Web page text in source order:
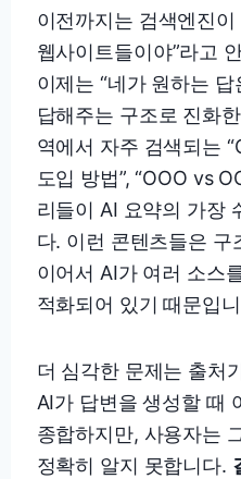
이전까지는 검색엔진
웹사이트들이야”라고
이제는 “네가 원하는
답해주는 구조로 진화
역에서 자주 검색되는
도입 방법”, “OOO vs
리들이 AI 요약의 가장
다. 이런 콘텐츠들은
이어서 AI가 여러 소스
적화되어 있기 때문입
더 심각한 문제는 출처
AI가 답변을 생성할 때
종합하지만, 사용자는
정확히 알지 못합니다.